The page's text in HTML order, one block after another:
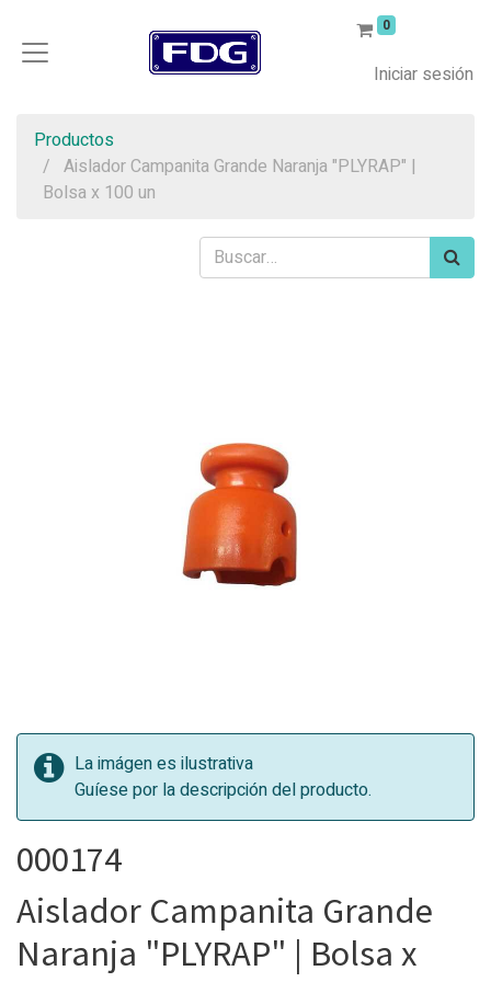
0
Iniciar sesión
Productos
Aislador Campanita Grande Naranja "PLYRAP" |
Bolsa x 100 un
La imágen es ilustrativa
Guíese por la descripción del producto.
000174
Aislador Campanita Grande
Naranja "PLYRAP" | Bolsa x